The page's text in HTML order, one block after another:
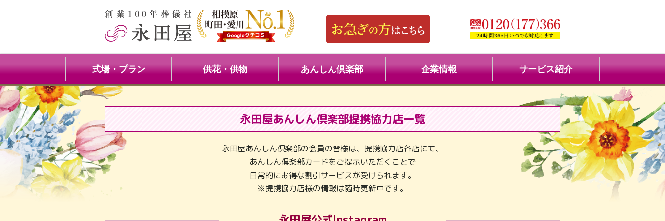
式場・プラン 供花・供物 あんしん倶楽部 企業情報 サービス紹介
永田屋あんしん倶楽部提携協力店一覧
永田屋あんしん倶楽部の会員の皆様は、提携協力店各店にて、
あんしん倶楽部カードをご提示いただくことで
日常的にお得な割引サービスが受けられます。
※提携協力店様の情報は随時更新中です。